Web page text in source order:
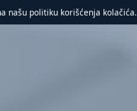
našu politiku korišćenja kolačića.